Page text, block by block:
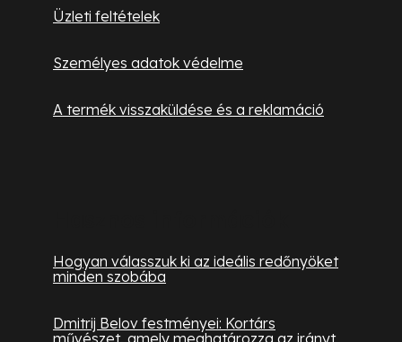
Üzleti feltételek
Személyes adatok védelme
A termék visszaküldése és a reklamáció
Hogyan válasszuk ki az ideális redőnyöket
minden szobába
Dmitrij Belov festményei: Kortárs
művészet, amely meghatározza az irányt